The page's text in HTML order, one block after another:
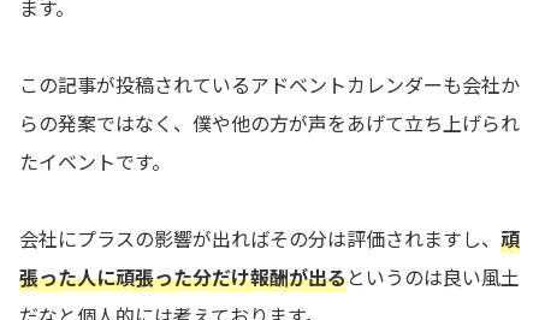
ます。
この記事が投稿されているアドベントカレンダーも会社か
らの発案ではなく、僕や他の方が声をあげて立ち上げられ
たイベントです。
会社にプラスの影響が出ればその分は評価されますし、 頑
張った人に頑張った分だけ報酬が出るというのは良い風土